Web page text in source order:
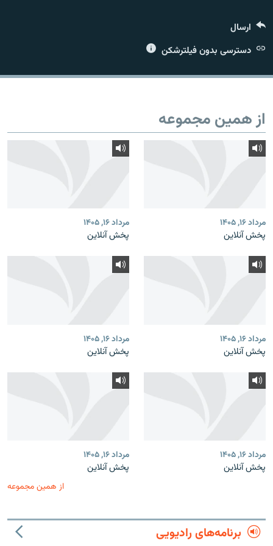
زبان‌های دیگر
ارسال
دسترسی بدون فیلترشکن
از همین مجموعه
مرداد ۱۶, ۱۴۰۵
پخش آنلاین
مرداد ۱۶, ۱۴۰۵
پخش آنلاین
مرداد ۱۶, ۱۴۰۵
پخش آنلاین
مرداد ۱۶, ۱۴۰۵
پخش آنلاین
مرداد ۱۶, ۱۴۰۵
پخش آنلاین
مرداد ۱۶, ۱۴۰۵
پخش آنلاین
از همین مجموعه
برنامه‌های رادیویی